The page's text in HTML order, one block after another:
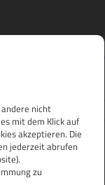
nicht
mit dem Klick auf
akzeptieren. Die
jederzeit abrufen
zu
.ist Domain-Eigenschaften